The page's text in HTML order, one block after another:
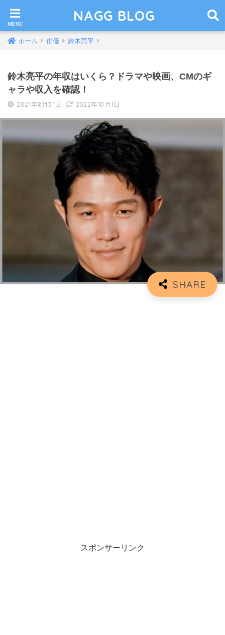
NAGG BLOG
ホーム 俳優 鈴木亮平
鈴木亮平の年収はいくら？ドラマや映画、CMのギ
ャラや収入を確認！
2021年8月31日 2022年10月1日
スポンサーリンク